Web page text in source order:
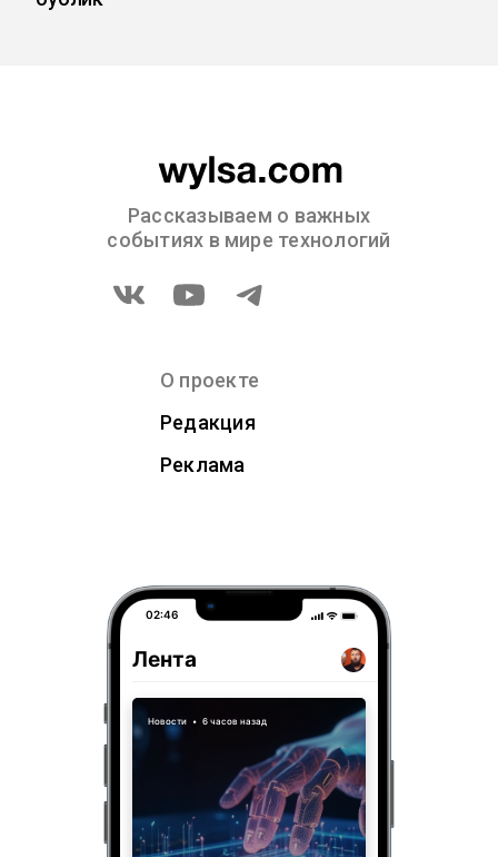
Рассказываем о важных
событиях в мире технологий
О проекте
Редакция
Реклама
02:46
Лента
Новости • 6 часов назад